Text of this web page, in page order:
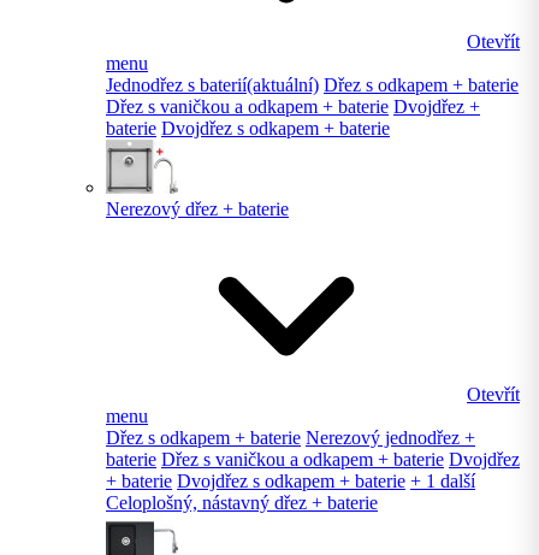
Otevřít
menu
Jednodřez s baterií(aktuální) Dřez s odkapem + baterie
Dřez s vaničkou a odkapem + baterie Dvojdřez +
baterie Dvojdřez s odkapem + baterie
Nerezový dřez + baterie
Otevřít
menu
Dřez s odkapem + baterie Nerezový jednodřez +
baterie Dřez s vaničkou a odkapem + baterie Dvojdřez
+ baterie Dvojdřez s odkapem + baterie + 1 další
Celoplošný, nástavný dřez + baterie